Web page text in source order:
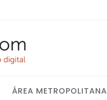
ÁREA METROPOLITANA